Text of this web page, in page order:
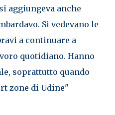
aggiungeva anche
Si vedevano le
a continuare a
quotidiano. Hanno
soprattutto quando
zone di Udine"